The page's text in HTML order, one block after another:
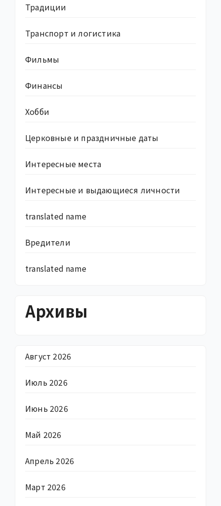
Традиции
Транспорт и логистика
Фильмы
Финансы
Хобби
Церковные и праздничные даты
Интересные места
Интересные и выдающиеся личности
translated name
Вредители
translated name
Архивы
Август 2026
Июль 2026
Июнь 2026
Май 2026
Апрель 2026
Март 2026